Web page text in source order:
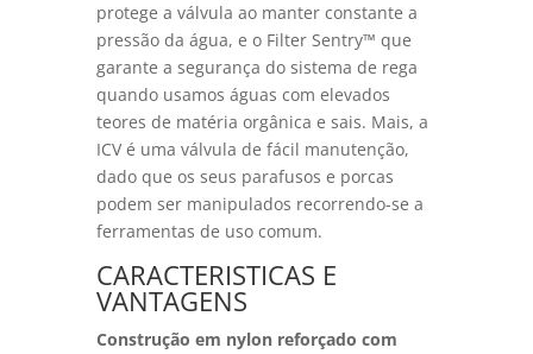
protege a válvula ao manter constante a
pressão da água, e o Filter Sentry™ que
garante a segurança do sistema de rega
quando usamos águas com elevados
teores de matéria orgânica e sais. Mais, a
ICV é uma válvula de fácil manutenção,
dado que os seus parafusos e porcas
podem ser manipulados recorrendo-se a
ferramentas de uso comum.
CARACTERISTICAS E
VANTAGENS
Construção em nylon reforçado com